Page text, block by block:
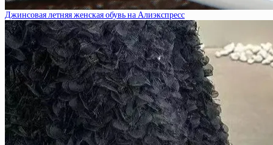
Джинсовая летняя женская обувь на Алиэкспресс